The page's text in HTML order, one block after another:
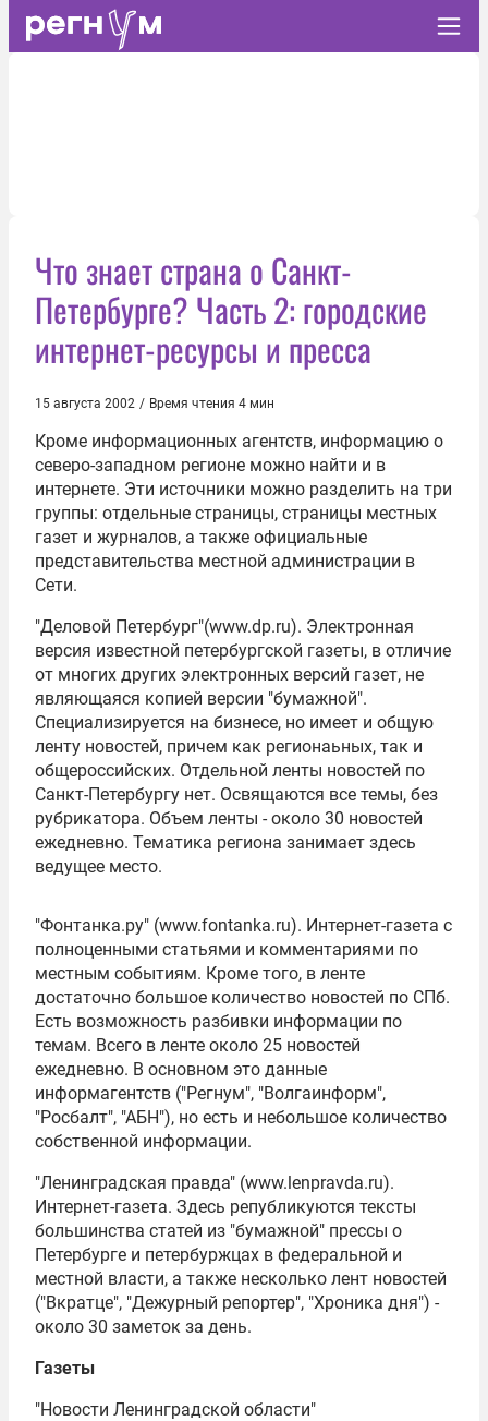
Что знает страна о Санкт-
Петербурге? Часть 2: городские
интернет-ресурсы и пресса
15 августа 2002 / Время чтения 4 мин
Кроме информационных агентств, информацию о
северо-западном регионе можно найти и в
интернете. Эти источники можно разделить на три
группы: отдельные страницы, страницы местных
газет и журналов, а также официальные
представительства местной администрации в
Сети.
"Деловой Петербург"(www.dp.ru). Электронная
версия известной петербургской газеты, в отличие
от многих других электронных версий газет, не
являющаяся копией версии "бумажной".
Специализируется на бизнесе, но имеет и общую
ленту новостей, причем как регионаьных, так и
общероссийских. Отдельной ленты новостей по
Санкт-Петербургу нет. Освящаются все темы, без
рубрикатора. Объем ленты - около 30 новостей
ежедневно. Тематика региона занимает здесь
ведущее место.
"Фонтанка.ру" (www.fontanka.ru). Интернет-газета с
полноценными статьями и комментариями по
местным событиям. Кроме того, в ленте
достаточно большое количество новостей по СПб.
Есть возможность разбивки информации по
темам. Всего в ленте около 25 новостей
ежедневно. В основном это данные
информагентств ("Регнум", "Волгаинформ",
"Росбалт", "АБН"), но есть и небольшое количество
собственной информации.
"Ленинградская правда" (www.lenpravda.ru).
Интернет-газета. Здесь републикуются тексты
большинства статей из "бумажной" прессы о
Петербурге и петербуржцах в федеральной и
местной власти, а также несколько лент новостей
("Вкратце", "Дежурный репортер", "Хроника дня") -
около 30 заметок за день.
Газеты
"Новости Ленинградской области"